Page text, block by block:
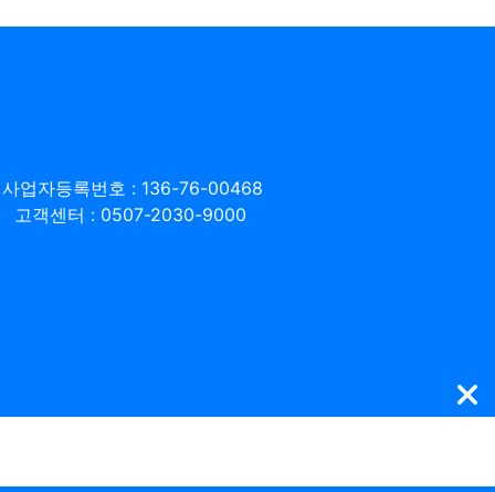
사업자등록번호 : 136-76-00468
고객센터 : 0507-2030-9000